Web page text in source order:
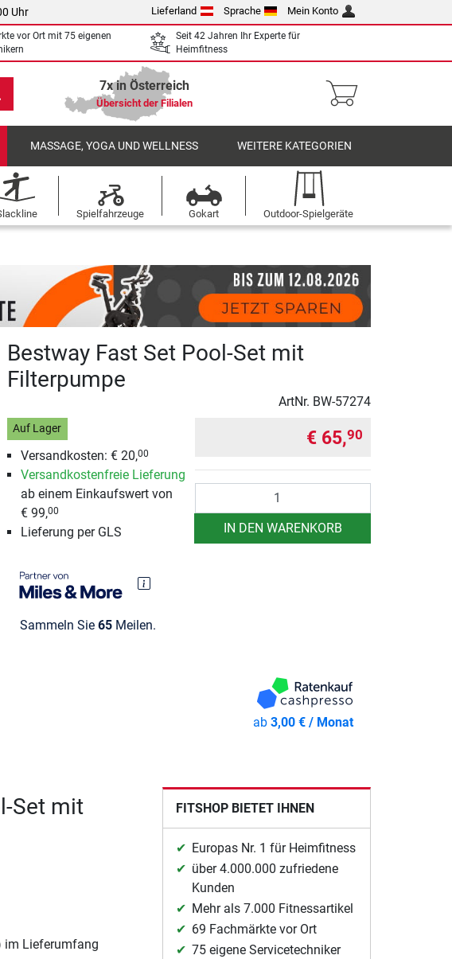
Uhr Lieferland Sprache Mein Konto
vor Ort mit 75 eigenen
Seit 42 Jahren Ihr Experte für
Heimfitness
7x in Österreich
Übersicht der Filialen
MASSAGE, YOGA UND WELLNESS WEITERE KATEGORIEN
Spielfahrzeuge Gokart Outdoor-Spielgeräte
Bestway Fast Set Pool-Set mit
Filterpumpe
ArtNr. BW-57274
Auf Lager
Versandkosten: € 20,00
Versandkostenfreie Lieferung
ab einem Einkaufswert von
€ 99,00
Lieferung per GLS
Sammeln Sie 65Meilen.
€ 65,90
IN DEN WARENKORB
ab3,00 € / Monat
Set mit
im Lieferumfang
FITSHOP BIETET IHNEN
Europas Nr. 1 für Heimfitness
über 4.000.000 zufriedene
Kunden
Mehr als 7.000 Fitnessartikel
69 Fachmärkte vor Ort
75 eigene Servicetechniker